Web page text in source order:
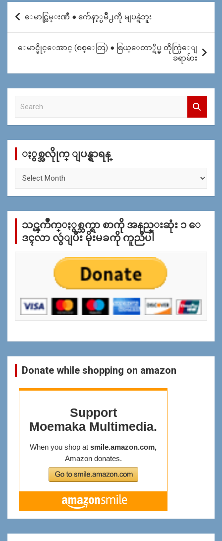
Post
navigation
ေမာင္လြမ္းဏီ ● က်ေနာ့္ၿမဳိ႕ကို မျပန္ရဲဘူး
ေမာင္ခိုင္ေအာင္ (စစ္ေတြ) ● စြယ္ေတာ္ရိပ္မွ တိုက္ပြဲေျ
ခရာမ်ား
c
ႏွစ္အလိုုက္ ျပန္ရွာရန္
က္
န္
သင္ၾကိဳက္ႏွစ္သက္ရာ စာကို အနည္းဆုံး ၁ ေ
ဒၚလာ လွဴျပီး မိုးမခကို ကူညီပါ
Donate while shopping on amazon